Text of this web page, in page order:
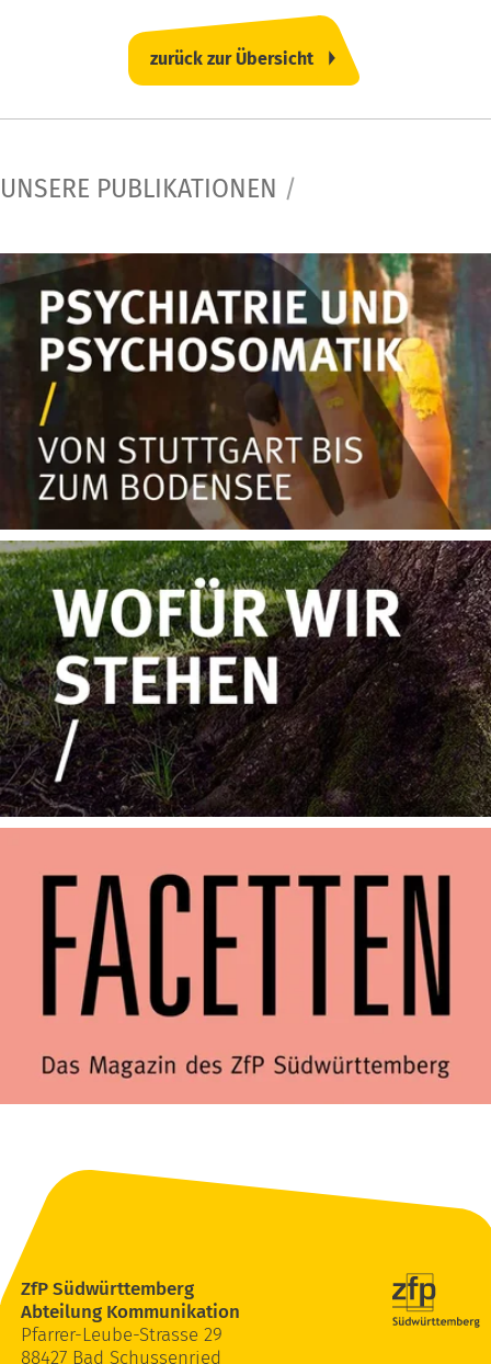
zurück zur Übersicht
UNSERE PUBLIKATIONEN /
ZfP Südwürttemberg
Abteilung Kommunikation
Pfarrer-Leube-Strasse 29
88427 Bad Schussenried